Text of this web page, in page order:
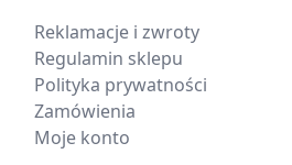
Reklamacje i zwroty
Regulamin sklepu
Polityka prywatności
Zamówienia
Moje konto